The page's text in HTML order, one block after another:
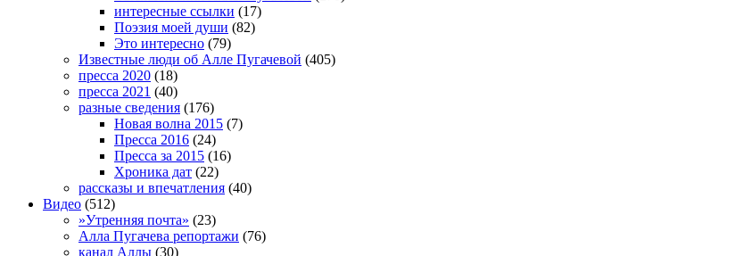
интересные ссылки (17)
Поэзия моей души (82)
Это интересно (79)
Известные люди об Алле Пугачевой (405)
пресса 2020 (18)
пресса 2021 (40)
разные сведения (176)
Новая волна 2015 (7)
Пресса 2016 (24)
Пресса за 2015 (16)
Хроника дат (22)
рассказы и впечатления (40)
Видео (512)
»Утренняя почта» (23)
Алла Пугачева репортажи (76)
канал Аллы (30)